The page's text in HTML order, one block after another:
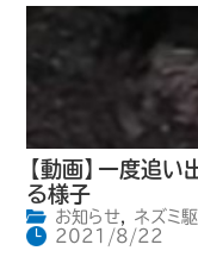
【動画】一度追
る様子
お知らせ,
ネズミ
2021/8/22